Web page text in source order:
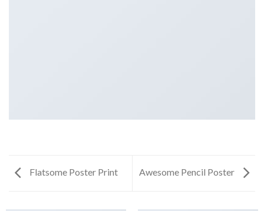
Flatsome Poster Print Awesome Pencil Poster